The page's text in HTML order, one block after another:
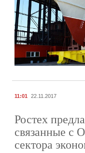
11:01 22.11.2017
Ростех
связанные с
сектора